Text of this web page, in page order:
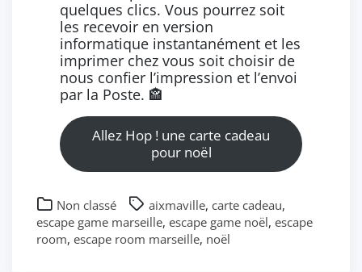
quelques clics. Vous pourrez soit
les recevoir en version
informatique instantanément et les
imprimer chez vous soit choisir de
nous confier l’impression et l’envoi
par la Poste. 🏤
Allez Hop ! une carte cadeau
pour noël
Non classé aixmaville, carte cadeau,
escape game marseille, escape game noël, escape
room, escape room marseille, noël